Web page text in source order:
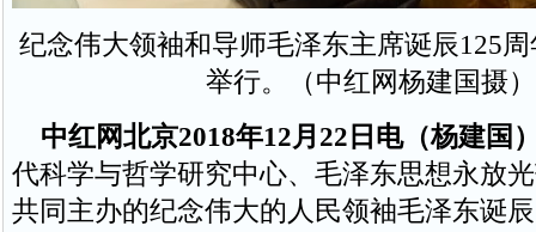
纪念伟大领袖和导师毛泽东主席诞辰125
举行。（中红网杨建国摄）
中红网北京2018年12月22日电（杨建国
代科学与哲学研究中心、毛泽东思想永放
共同主办的纪念伟大的人民领袖毛泽东诞